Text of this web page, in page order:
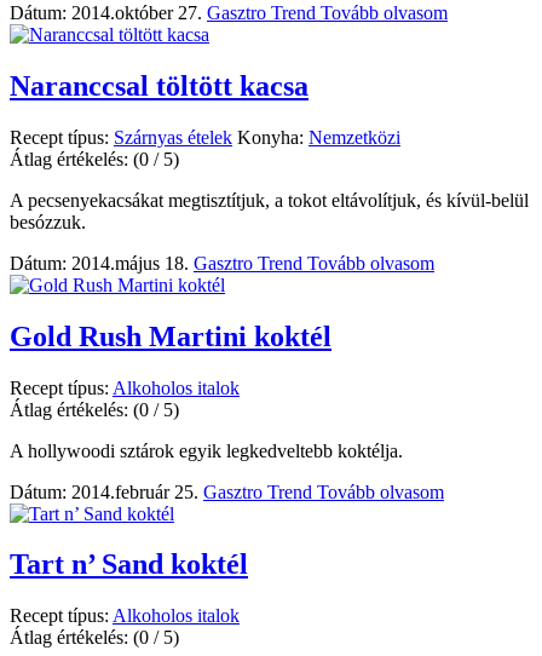
Dátum: 2014.október 27. Gasztro Trend Tovább olvasom
Naranccsal töltött kacsa
Recept típus: Szárnyas ételek Konyha: Nemzetközi
Átlag értékelés: (0 / 5)
A pecsenyekacsákat megtisztítjuk, a tokot eltávolítjuk, és kívül-belül
besózzuk.
Dátum: 2014.május 18. Gasztro Trend Tovább olvasom
Gold Rush Martini koktél
Recept típus: Alkoholos italok
Átlag értékelés: (0 / 5)
A hollywoodi sztárok egyik legkedveltebb koktélja.
Dátum: 2014.február 25. Gasztro Trend Tovább olvasom
Tart n’ Sand koktél
Recept típus: Alkoholos italok
Átlag értékelés: (0 / 5)